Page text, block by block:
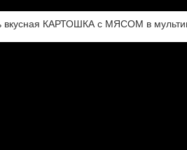
вкусная КАРТОШКА с МЯСОМ в